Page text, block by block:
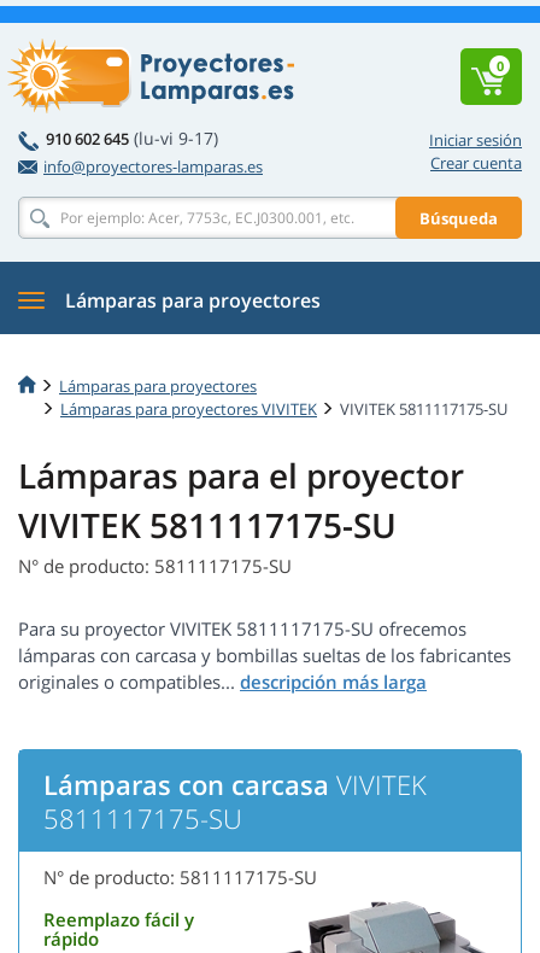
Iniciar sesión
Crear cuenta
910 602 645 (lu-vi 9-17)
info@proyectores-lamparas.es
Búsqueda
0
Lámparas para proyectores
Lámparas para proyectores
Lámparas para proyectores VIVITEK
VIVITEK 5811117175-SU
Lámparas para el proyector
VIVITEK 5811117175-SU
N° de producto: 5811117175-SU
Para su proyector VIVITEK 5811117175-SU ofrecemos
lámparas con carcasa y bombillas sueltas de los fabricantes
originales o compatibles...
Lámparas con carcasa VIVITEK
5811117175-SU
N° de producto: 5811117175-SU
Reemplazo fácil y
rápido